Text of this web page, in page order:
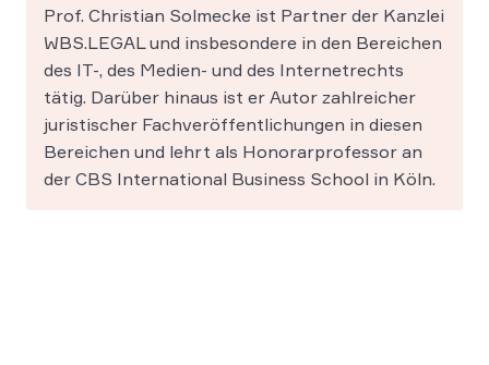
Prof. Christian Solmecke ist Partner der Kanzlei
WBS.LEGAL und insbesondere in den Bereichen
des IT-, des Medien- und des Internetrechts
tätig. Darüber hinaus ist er Autor zahlreicher
juristischer Fachveröffentlichungen in diesen
Bereichen und lehrt als Honorarprofessor an
der CBS International Business School in Köln.